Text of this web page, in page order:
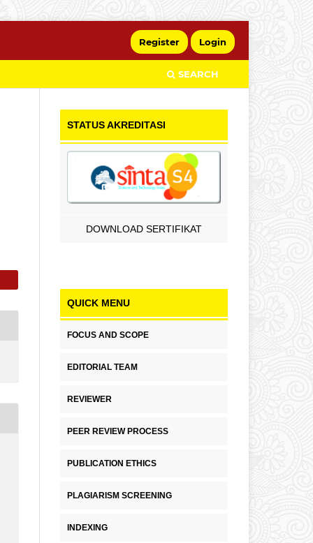
SEARCH
Register Login
STATUS AKREDITASI
DOWNLOAD SERTIFIKAT
QUICK MENU
FOCUS AND SCOPE
EDITORIAL TEAM
REVIEWER
PEER REVIEW PROCESS
PUBLICATION ETHICS
PLAGIARISM SCREENING
INDEXING